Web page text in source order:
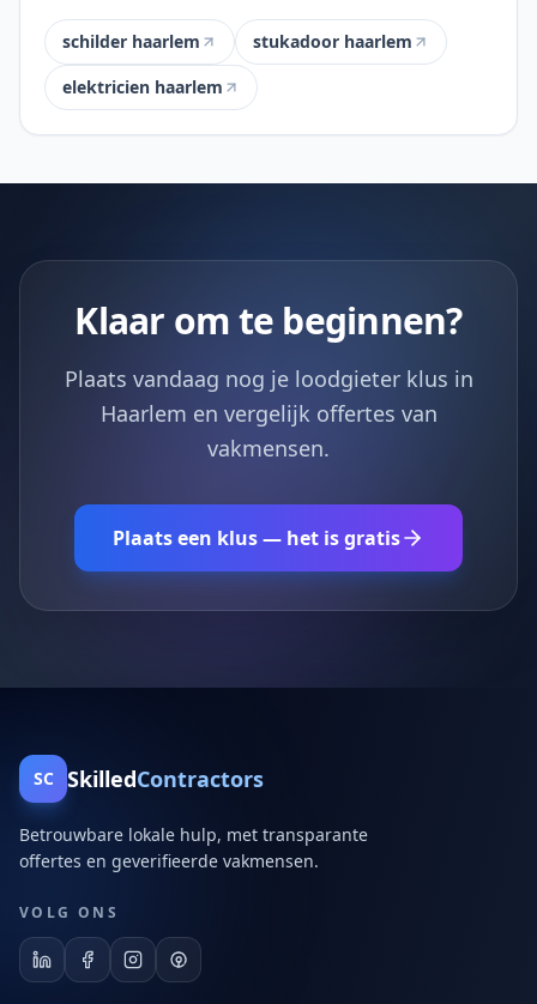
schilder haarlem
stukadoor haarlem
elektricien haarlem
Klaar om te beginnen?
Plaats vandaag nog je loodgieter klus in
Haarlem en vergelijk offertes van
vakmensen.
Plaats een klus — het is gratis
SC SkilledContractors
Betrouwbare lokale hulp, met transparante
offertes en geverifieerde vakmensen.
VOLG ONS